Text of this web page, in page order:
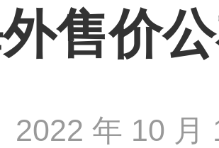
售价
2022 年 10 月